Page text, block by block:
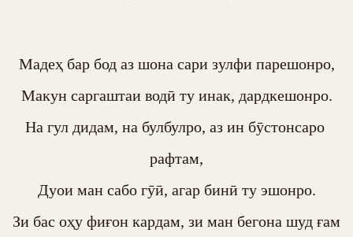
Мадеҳ бар бод аз шона сари зулфи парешонро,
Макун саргаштаи водӣ ту инак, дардкешонро.
На гул дидам, на булбулро, аз ин бӯстонсаро
рафтам,
Дуои ман сабо гӯӣ, агар бинӣ ту эшонро.
Зи бас оҳу фиғон кардам, зи ман бегона шуд ғам